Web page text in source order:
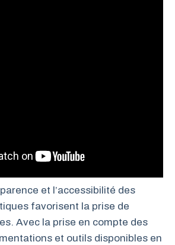
et l’accessibilité des
favorisent la prise de
Avec la prise en compte des
et outils disponibles en